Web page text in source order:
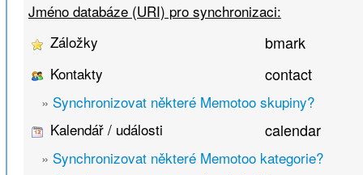
Jméno databáze (URI) pro synchronizaci:
Záložky
bmark
Kontakty contact
» Synchronizovat některé Memotoo skupiny?
Kalendář / události
calendar
» Synchronizovat některé Memotoo kategorie?